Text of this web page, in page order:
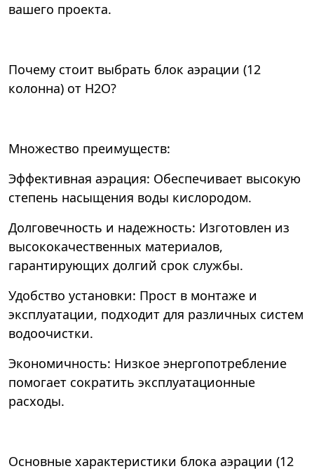
вашего проекта.
Почему стоит выбрать блок аэрации (12
колонна) от Н2О?
Множество преимуществ:
Эффективная аэрация: Обеспечивает высокую
степень насыщения воды кислородом.
Долговечность и надежность: Изготовлен из
высококачественных материалов,
гарантирующих долгий срок службы.
Удобство установки: Прост в монтаже и
эксплуатации, подходит для различных систем
водоочистки.
Экономичность: Низкое энергопотребление
помогает сократить эксплуатационные
расходы.
Основные характеристики блока аэрации (12